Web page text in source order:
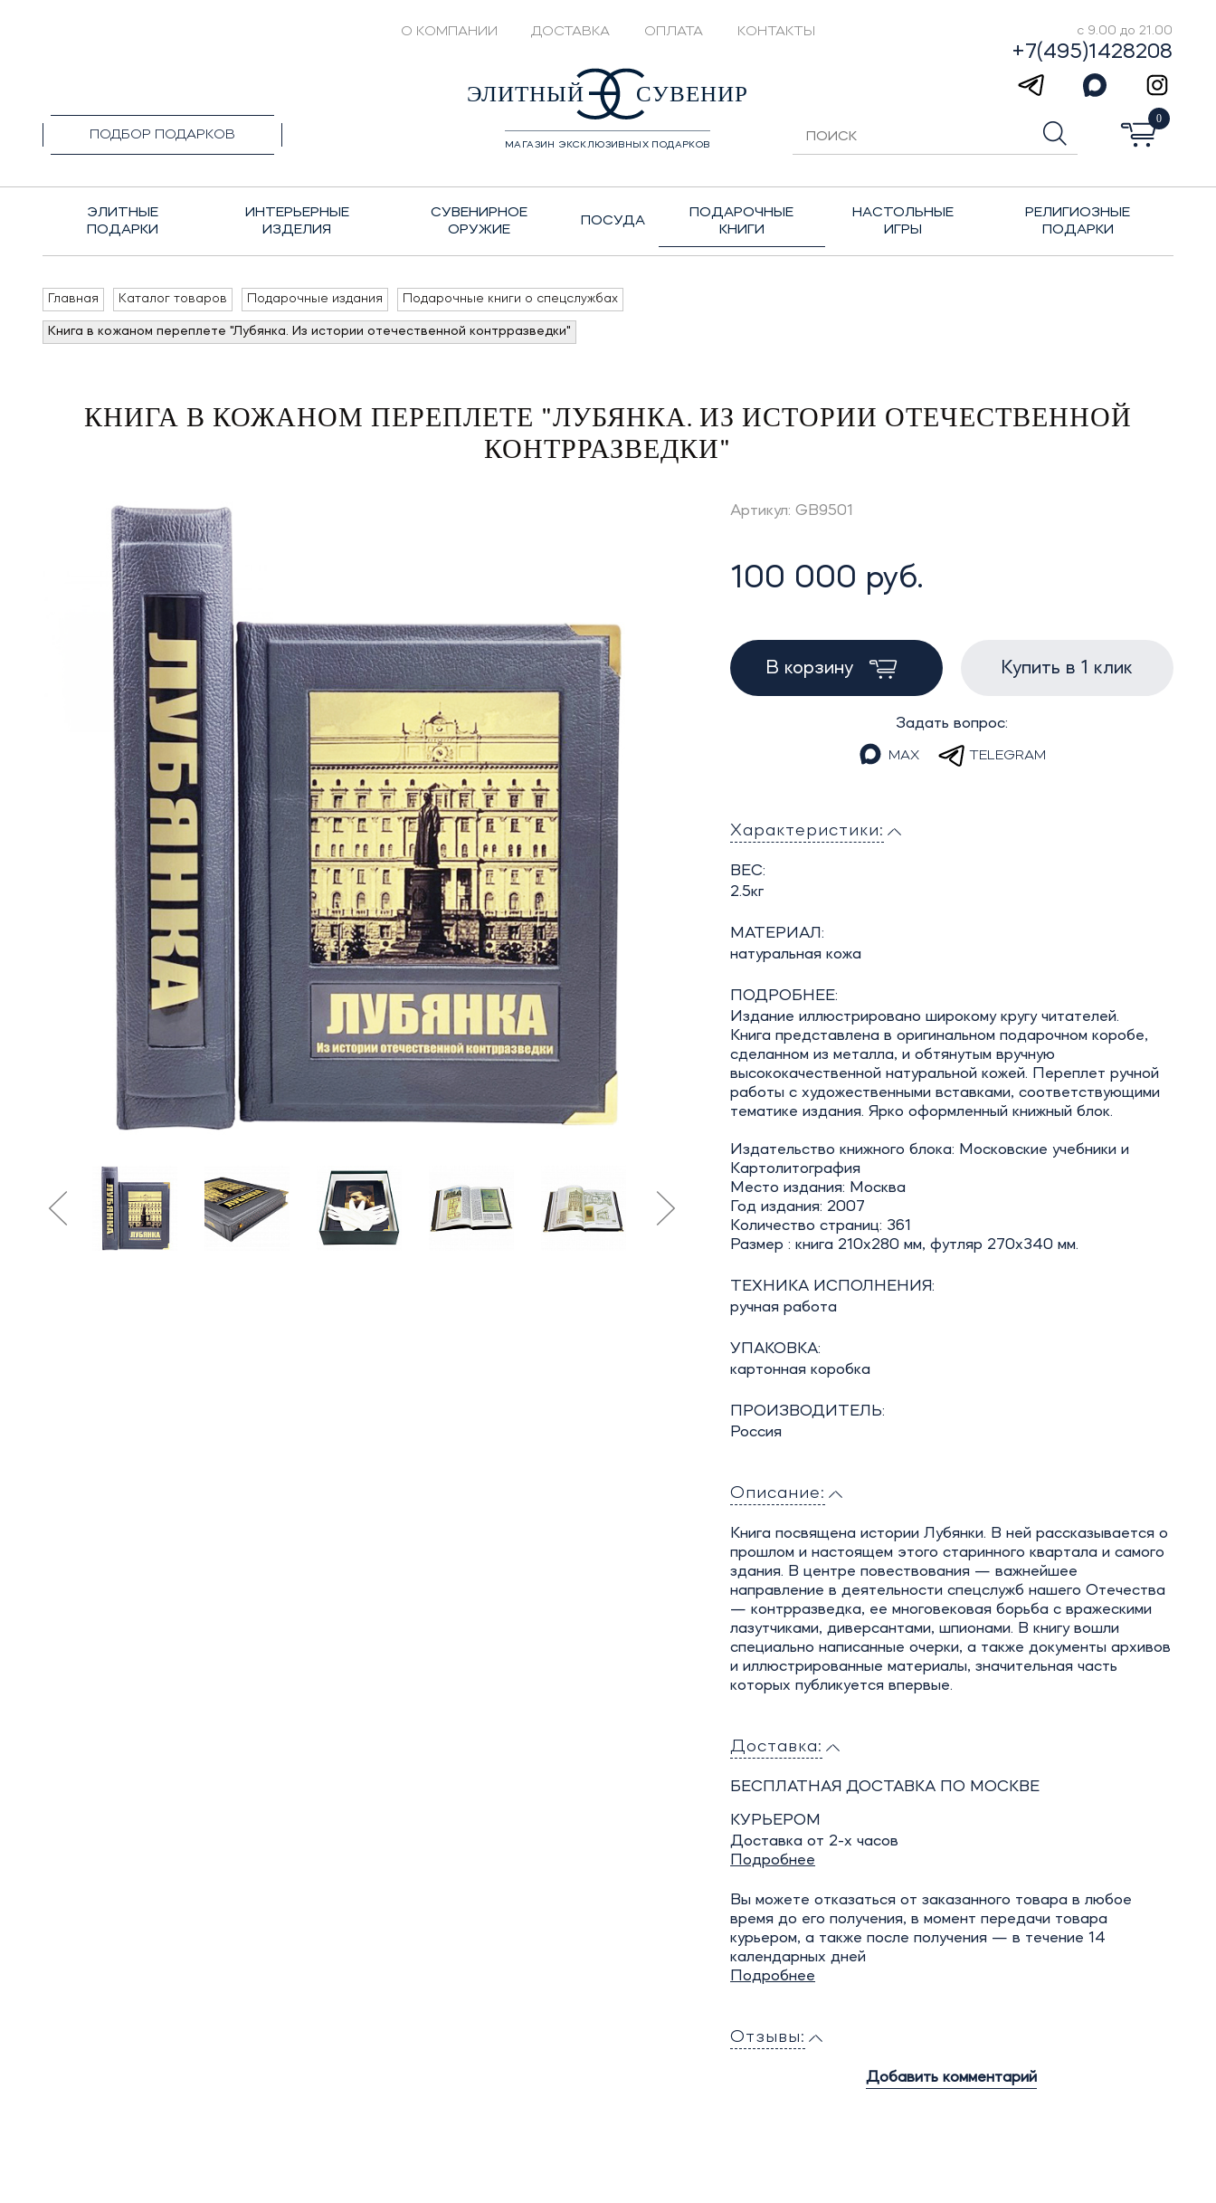
О КОМПАНИИ ДОСТАВКА ОПЛАТА КОНТАКТЫ с 9.00 до 21.00
+7(495)1428208
ПОДБОР ПОДАРКОВ
+7(495)1428208ЭЛИТНЫЙ СУВЕНИР
МАГАЗИН ЭКСКЛЮЗИВНЫХ ПОДАРКОВ
0
ЭЛИТНЫЕ
ПОДАРКИ
ИНТЕРЬЕРНЫЕ
ИЗДЕЛИЯ
СУВЕНИРНОЕ
ОРУЖИЕ
ПОСУДА
ПОДАРОЧНЫЕ
КНИГИ
НАСТОЛЬНЫЕ
ИГРЫ
РЕЛИГИОЗНЫЕ
ПОДАРКИ
Главная Каталог товаров Подарочные издания Подарочные книги о спецслужбах
Книга в кожаном переплете "Лубянка. Из истории отечественной контрразведки"
КНИГА В КОЖАНОМ ПЕРЕПЛЕТЕ "ЛУБЯНКА. ИЗ ИСТОРИИ ОТЕЧЕСТВЕННОЙ
КОНТРРАЗВЕДКИ"
Артикул: GB9501
100 000 руб.
В корзину Купить в 1 клик
Задать вопрос:
MAX TELEGRAM
Характеристики:
ВЕС:
2.5кг
МАТЕРИАЛ:
натуральная кожа
ПОДРОБНЕЕ:
Издание иллюстрировано широкому кругу читателей.
Книга представлена в оригинальном подарочном коробе,
сделанном из металла, и обтянутым вручную
высококачественной натуральной кожей. Переплет ручной
работы с художественными вставками, соответствующими
тематике издания. Ярко оформленный книжный блок.
Издательство книжного блока: Московские учебники и
Картолитография
Место издания: Москва
Год издания: 2007
Количество страниц: 361
Размер : книга 210х280 мм, футляр 270х340 мм.
ТЕХНИКА ИСПОЛНЕНИЯ:
ручная работа
УПАКОВКА:
картонная коробка
ПРОИЗВОДИТЕЛЬ:
Россия
Описание:
Книга посвящена истории Лубянки. В ней рассказывается о
прошлом и настоящем этого старинного квартала и самого
здания. В центре повествования — важнейшее
направление в деятельности спецслужб нашего Отечества
— контрразведка, ее многовековая борьба с вражескими
лазутчиками, диверсантами, шпионами. В книгу вошли
специально написанные очерки, а также документы архивов
и иллюстрированные материалы, значительная часть
которых публикуется впервые.
Доставка:
БЕСПЛАТНАЯ ДОСТАВКА ПО МОСКВЕ
КУРЬЕРОМ
Доставка от 2-х часов
Подробнее
Вы можете отказаться от заказанного товара в любое
время до его получения, в момент передачи товара
курьером, а также после получения — в течение 14
календарных дней
Подробнее
Отзывы:
Добавить комментарий